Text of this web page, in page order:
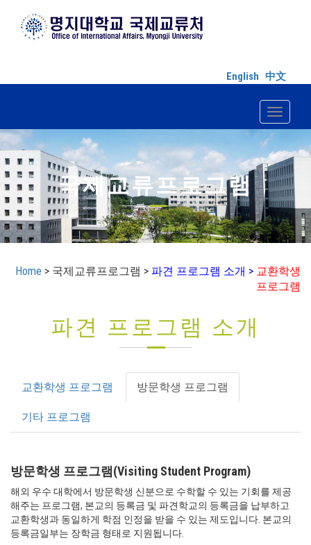
English 中文
Toggle
국제교류프로그램
Home > 국제교류프로그램 > 파견 프로그램 소개 > 교환학생
프로그램
파견 프로그램 소개
교환학생 프로그램 방문학생 프로그램
기타 프로그램
방문학생 프로그램(Visiting Student Program)
해외 우수 대학에서 방문학생 신분으로 수학할 수 있는 기회를 제공
해주는 프로그램, 본교의 등록금 및 파견학교의 등록금을 납부하고
교환학생과 동일하게 학점 인정을 받을 수 있는 제도입니다. 본교의
등록금일부는 장학금 형태로 지원됩니다.